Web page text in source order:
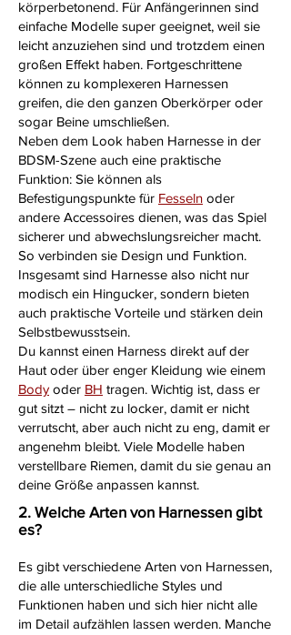
körperbetonend. Für Anfängerinnen sind
einfache Modelle super geeignet, weil sie
leicht anzuziehen sind und trotzdem einen
großen Effekt haben. Fortgeschrittene
können zu komplexeren Harnessen
greifen, die den ganzen Oberkörper oder
sogar Beine umschließen.
Neben dem Look haben Harnesse in der
BDSM-Szene auch eine praktische
Funktion: Sie können als
Befestigungspunkte für Fesseln oder
andere Accessoires dienen, was das Spiel
sicherer und abwechslungsreicher macht.
So verbinden sie Design und Funktion.
Insgesamt sind Harnesse also nicht nur
modisch ein Hingucker, sondern bieten
auch praktische Vorteile und stärken dein
Selbstbewusstsein.
Du kannst einen Harness direkt auf der
Haut oder über enger Kleidung wie einem
Body oder BH tragen. Wichtig ist, dass er
gut sitzt – nicht zu locker, damit er nicht
verrutscht, aber auch nicht zu eng, damit er
angenehm bleibt. Viele Modelle haben
verstellbare Riemen, damit du sie genau an
deine Größe anpassen kannst.
2. Welche Arten von Harnessen gibt
es?
Es gibt verschiedene Arten von Harnessen,
die alle unterschiedliche Styles und
Funktionen haben und sich hier nicht alle
im Detail aufzählen lassen werden. Manche